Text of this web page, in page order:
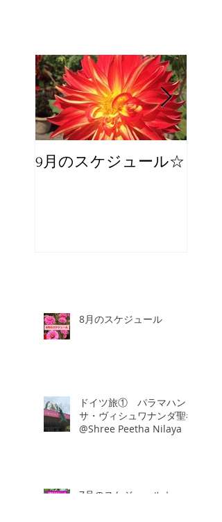
9月のスケジュール☆
8月のスケジュール
ドイツ旅① パラマハン
サ・ヴィシュワナンダ聖者
@Shree Peetha Nilaya
7月のスケジュール☆